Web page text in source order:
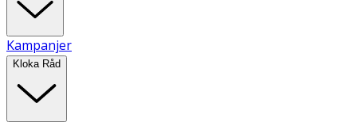
Kampanjer
Kloka Råd